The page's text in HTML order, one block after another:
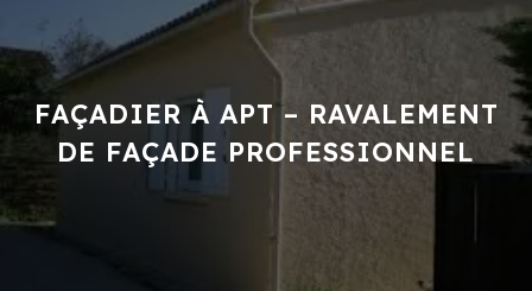
FAÇADIER À APT – RAVALEMENT
DE FAÇADE PROFESSIONNEL